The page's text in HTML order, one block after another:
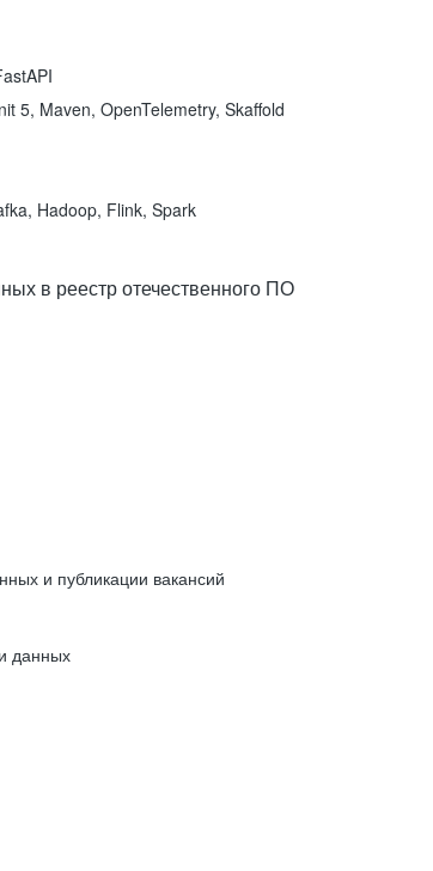
5, Maven, OpenTelemetry, Skaffold
Hadoop, Flink, Spark
в реестр отечественного ПО
и публикации вакансий
данных